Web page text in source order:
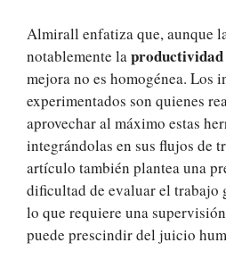
Almirall enfatiza que, aunque
notablemente laproductividad
mejora no es homogénea. Los
experimentados son quienes
aprovechar al máximo estas
integrándolas en sus flujos de
artículo también plantea una
dificultad de evaluar el trabajo
lo que requiere una
puede prescindir del juicio